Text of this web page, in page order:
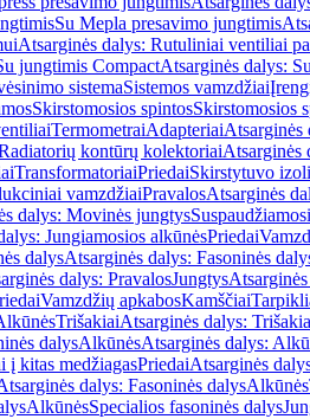
Su Mepla presavimo jungtimis
Atsarginės dalys: Rutuliniai ventiliai
jungtimis CompactAtsarginės dalys:
sistemaSistemos vamzdžiai
Skirstomosios spintosSkirstomosios
TermometraiAdapteriaiAtsarginės
kontūrų kolektoriaiAtsarginės
TransformatoriaiPriedaiSkirstytuvo
vamzdžiaiPravalosAtsarginės
dalys: Movinės jungtys
Jungiamosios alkūnėsPriedai
dalysAtsarginės dalys: Fasoninės
dalys: PravalosJungtys
Vamzdžių apkabosKamščiai
TrišakiaiAtsarginės dalys:
dalysAlkūnėsAtsarginės dalys:
į kitas medžiagasPriedaiAtsarginės
dalys: Fasoninės dalysAlkūnės
AlkūnėsSpecialios fasoninės dalys